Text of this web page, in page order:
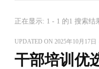
正在显示: 1 - 1 的1 搜索结
UPDATED ON 2025年10月17日
干部培训优